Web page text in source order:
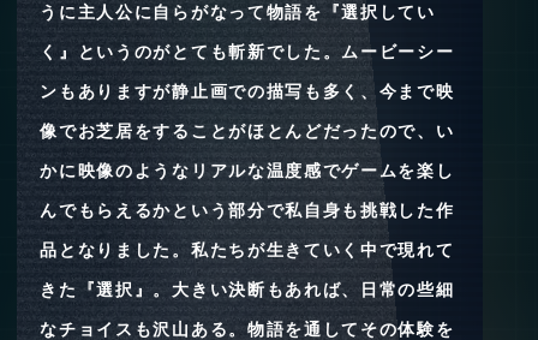
うに主人公に自らがなって物語を『選択してい
く』というのがとても斬新でした。ムービーシー
ンもありますが静止画での描写も多く、今まで映
像でお芝居をすることがほとんどだったので、い
かに映像のようなリアルな温度感でゲームを楽し
んでもらえるかという部分で私自身も挑戦した作
品となりました。私たちが生きていく中で現れて
きた『選択』。大きい決断もあれば、日常の些細
なチョイスも沢山ある。物語を通してその体験を